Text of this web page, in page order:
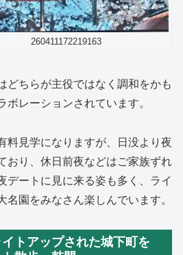
260411172219163
どちらが主役ではなく調和をかも
ボレーションされています。
料見学になりますが、日没より夜
おり、休日前夜などはご家族ずれ
デートに見に来る姿も多く、ライ
名園をみなさん楽しんでいます。
トアップされた城下町を